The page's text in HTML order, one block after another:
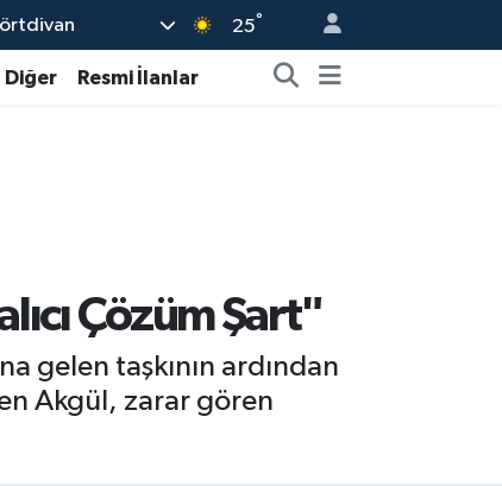
25°
Diğer Resmi İlanlar
Çözüm Şart"
gelen taşkının ardından
Akgül, zarar gören